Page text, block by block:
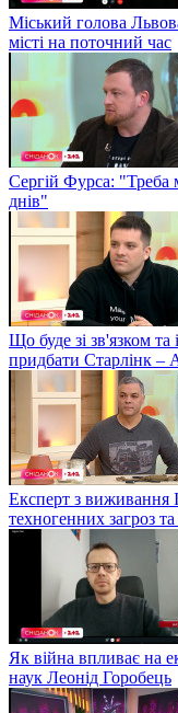
Міський голова
місті на поточний час
Сергій Фурса: "Треба
днів"
Що буде зі зв'язком та
придбати Старлінк –
Експерт з виживання
техногенних загроз
Як війна впливає на
наук Леонід Горобець